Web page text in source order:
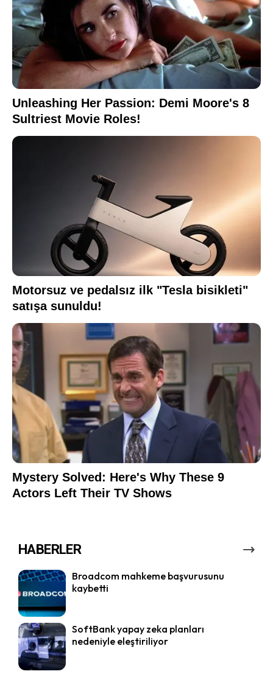
HABERLER
Broadcom mahkeme başvurusunu
kaybetti
SoftBank yapay zeka planları
nedeniyle eleştiriliyor